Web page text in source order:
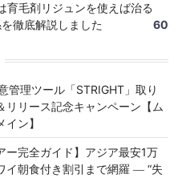
育毛剤リジュンを使えば治る
徹底解説しました
60
管理ツール「STRIGHT」取り
リリース記念キャンペーン【ム
ン】
ー完全ガイド】アジア最安1万
イ朝食付き割引まで網羅 ― “失